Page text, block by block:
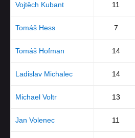
Vojtěch Kubant 11
Tomáš Hess 7
Tomáš Hofman 14
Ladislav Michalec 14
Michael Voltr 13
Jan Volenec 11